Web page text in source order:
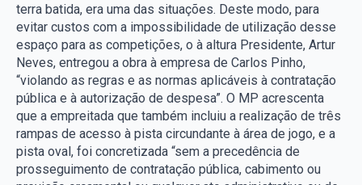
terra batida, era uma das situações. Deste modo, para
evitar custos com a impossibilidade de utilização desse
espaço para as competições, o à altura Presidente, Artur
Neves, entregou a obra à empresa de Carlos Pinho,
“violando as regras e as normas aplicáveis à contratação
pública e à autorização de despesa”. O MP acrescenta
que a empreitada que também incluiu a realização de três
rampas de acesso à pista circundante à área de jogo, e a
pista oval, foi concretizada “sem a precedência de
prosseguimento de contratação pública, cabimento ou